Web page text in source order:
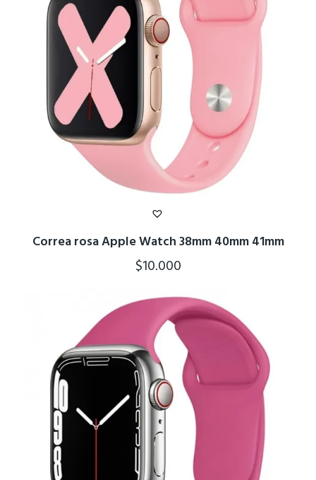
Correa rosa Apple Watch 38mm 40mm 41mm
$10.000